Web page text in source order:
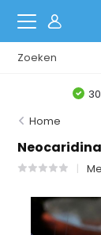
Home